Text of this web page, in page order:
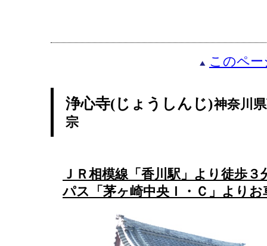
このペ
浄心寺(じょうしんじ)神奈川
宗
ＪＲ相模線「香川駅」より徒歩
パス「茅ヶ崎中央Ｉ・Ｃ」より